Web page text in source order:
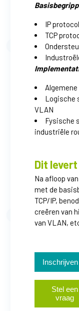
IP protocol
TCP
Logische
VLAN
Fysische
industriële
Dit
Na afloop
met de
TCP/IP,
creëren van
van VLAN,
Inschrijven
Stel een
vraag